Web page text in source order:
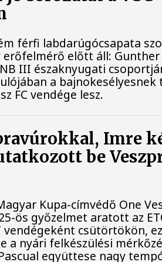
férfi labdarúgócsapata
erőfelmérő előtt áll:
III északnyugati
a
FC vendége lesz.
Imre
be
Kupa-címvédő One
ös győzelmet aratott az
vendégeként csütörtökön,
a nyári felkészülési
együttese nagy